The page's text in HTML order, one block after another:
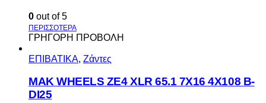
0 out of 5
ΓΡΗΓΟΡΗ ΠΡΟΒΟΛΗ
ΕΠΙΒΑΤΙΚΑ, Ζάντες
MAK WHEELS ΖΕ4 XLR 65.1 7Χ16 4Χ108 Β-
DI25